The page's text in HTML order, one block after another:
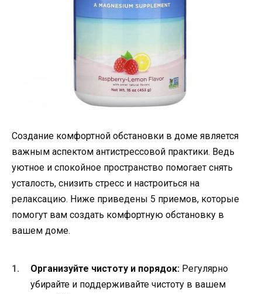
Создание комфортной обстановки в доме является
важным аспектом антистрессовой практики. Ведь
уютное и спокойное пространство помогает снять
усталость, снизить стресс и настроиться на
релаксацию. Ниже приведены 5 приемов, которые
помогут вам создать комфортную обстановку в
вашем доме.
Организуйте чистоту и порядок: Регулярно
убирайте и поддерживайте чистоту в вашем